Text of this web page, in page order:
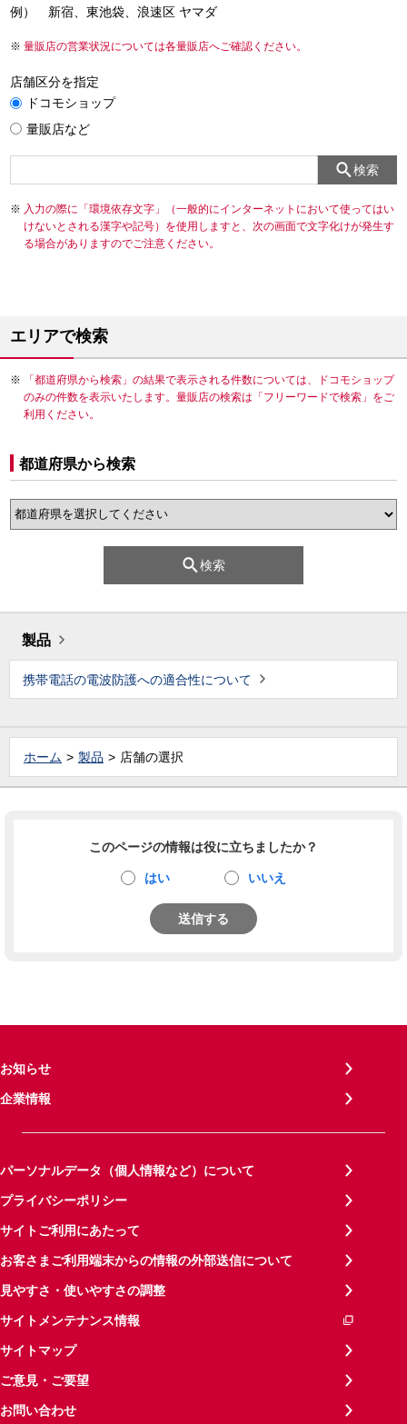
例） 新宿、東池袋、浪速区 ヤマダ
量販店の営業状況については各量販店へご確認ください。
店舗区分を指定
ドコモショップ
量販店など
検索
入力の際に「環境依存文字」（一般的にインターネットにおいて使ってはい
けないとされる漢字や記号）を使用しますと、次の画面で文字化けが発生す
る場合がありますのでご注意ください。
エリアで検索
「都道府県から検索」の結果で表示される件数については、ドコモショップ
のみの件数を表示いたします。量販店の検索は「フリーワードで検索」をご
利用ください。
都道府県から検索
検索
製品
携帯電話の電波防護への適合性について
ホーム 製品 店舗の選択
このページの情報は役に立ちましたか？
はい いいえ
送信する
お知らせ
企業情報
パーソナルデータ（個人情報など）について
プライバシーポリシー
サイトご利用にあたって
お客さまご利用端末からの情報の外部送信について
見やすさ・使いやすさの調整
サイトメンテナンス情報
サイトマップ
ご意見・ご要望
お問い合わせ